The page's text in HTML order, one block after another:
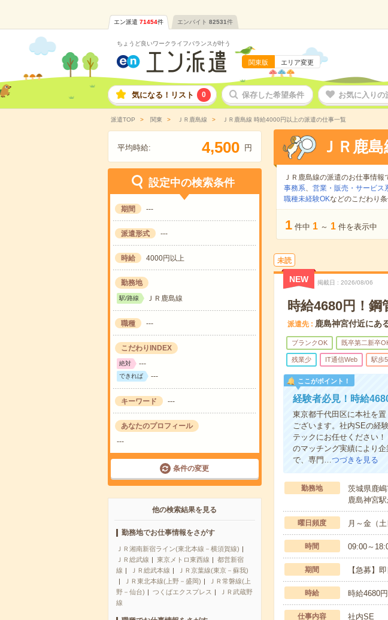
エン派遣 71454件 エンバイト 82531件
ちょうど良いワークライフバランスが叶う
関東版 エリア変更
気になる！リスト 0 保存した希望条件 お気に入りの
派遣TOP 関東 ＪＲ鹿島線 ＪＲ鹿島線 時給4000円以上の派遣の仕事一覧
平均時給: 4,500 円
設定中の検索条件
期間 ---
派遣形式 ---
時給 4000円以上
勤務地
駅/路線 ＪＲ鹿島線
職種 ---
こだわりINDEX
絶対 ---
できれば ---
キーワード ---
あなたのプロフィール
---
条件の変更
他の検索結果を見る
勤務地でお仕事情報をさがす
ＪＲ湘南新宿ライン(東北本線－横須賀線)
ＪＲ総武線
東京メトロ東西線
都営新宿
線
ＪＲ総武本線
ＪＲ京葉線(東京－蘇我)
ＪＲ東北本線(上野－盛岡)
ＪＲ常磐線(上
野－仙台)
つくばエクスプレス
ＪＲ武蔵野
線
ＪＲ鹿
ＪＲ鹿島線の派遣のお仕事情報
事務系、 営業・販売・サービス
職種未経験OKなどのこだわり
1 件中 1 ～ 1 件を表示中
未読
NEW 掲載日 2026/08/06
時給4680円！
派遣先 鹿島神宮付近にあ
ブランクOK 既卒第二新卒
残業少 IT通信Web 駅歩
ここがポイント！
経験者必見！時給
東京都千代田区に本社を
ございます。社内SEの経
テックにお任せください
のマッチング実績により
で、専門…つづきを見る
勤務地
茨城県鹿嶋
鹿島神宮
曜日頻度 月～金（土
時間 09:00～
期間 【急募】
時給 時給4680
仕事内容
社内SE